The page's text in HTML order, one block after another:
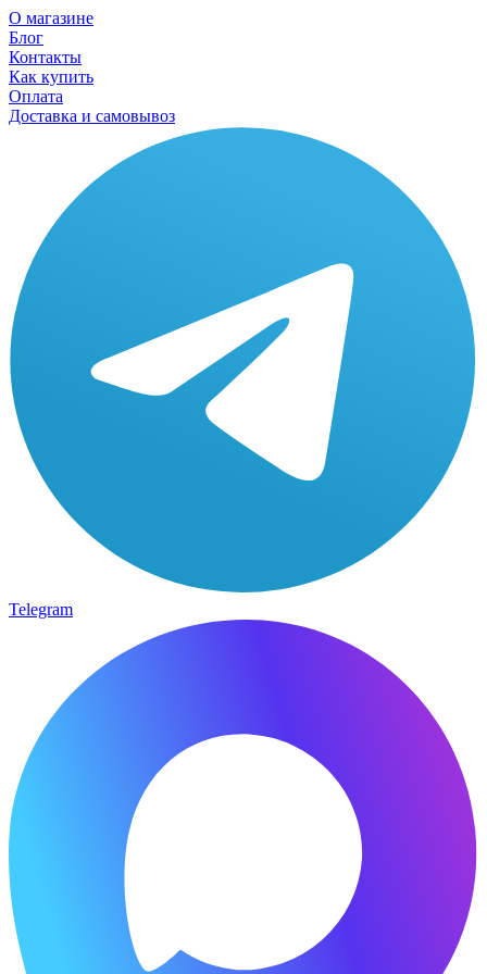
О магазине
Блог
Контакты
Как купить
Оплата
Доставка и самовывоз
Telegram